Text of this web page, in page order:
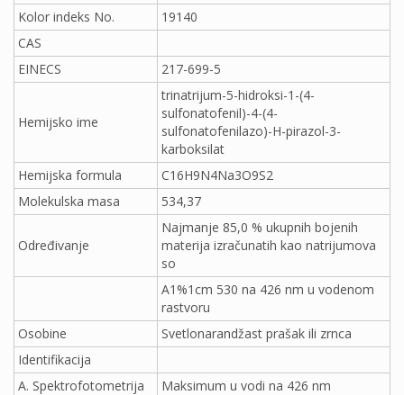
Kolor indeks No.
19140
CAS
EINECS
217-699-5
Hemijsko ime
trinatrijum-5-hidroksi-1-(4-
sulfonatofenil)-4-(4-
sulfonatofenilazo)-H-pirazol-3-
karboksilat
Hemijska formula
C16H9N4Na3O9S2
Molekulska masa
534,37
Određivanje
Najmanje 85,0 % ukupnih bojenih
materija izračunatih kao natrijumova
so
A1%1cm 530 na 426 nm u vodenom
rastvoru
Osobine
Svetlonarandžast prašak ili zrnca
Identifikacija
A. Spektrofotometrija
Maksimum u vodi na 426 nm